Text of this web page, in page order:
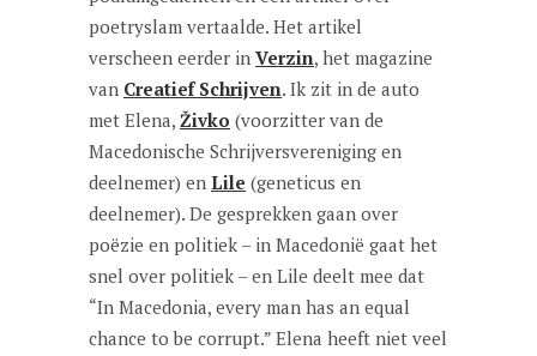
poetryslam vertaalde. Het artikel
verscheen eerder in Verzin, het magazine
van Creatief Schrijven. Ik zit in de auto
met Elena, Živko (voorzitter van de
Macedonische Schrijversvereniging en
deelnemer) en Lile (geneticus en
deelnemer). De gesprekken gaan over
poëzie en politiek – in Macedonië gaat het
snel over politiek – en Lile deelt mee dat
“In Macedonia, every man has an equal
chance to be corrupt.” Elena heeft niet veel